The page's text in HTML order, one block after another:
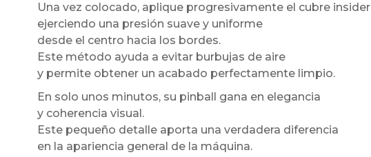
Una vez colocado, aplique progresivamente el cubre insider
ejerciendo una presión suave y uniforme
desde el centro hacia los bordes.
Este método ayuda a evitar burbujas de aire
y permite obtener un acabado perfectamente limpio.
En solo unos minutos, su pinball gana en elegancia
y coherencia visual.
Este pequeño detalle aporta una verdadera diferencia
en la apariencia general de la máquina.